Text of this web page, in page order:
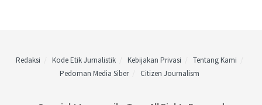
Redaksi Kode Etik Jurnalistik Kebijakan Privasi
Tentang Kami
Pedoman Media Siber
Citizen Journalism